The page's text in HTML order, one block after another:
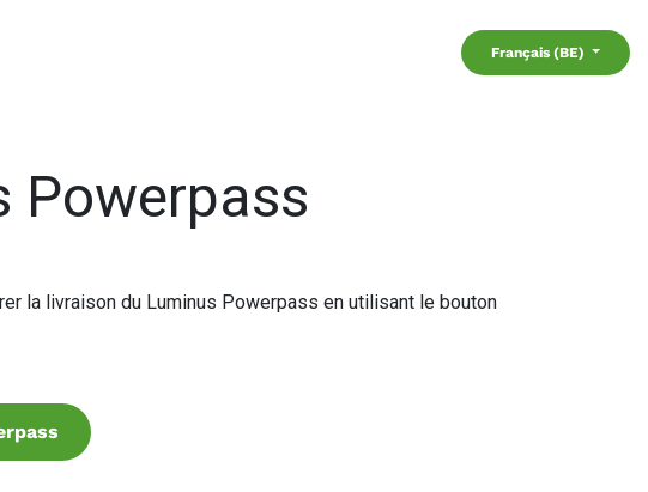
Français (BE)
Powerpass
la livraison du Luminus Powerpass en utilisant le bouton